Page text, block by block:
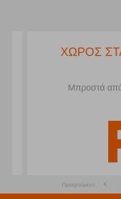
ΧΩΡΟΣ
Μπροστά από το
Προηγούμενο